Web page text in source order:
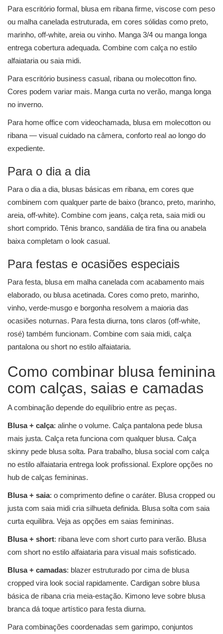
Para escritório formal, blusa em ribana firme, viscose com peso
ou malha canelada estruturada, em cores sólidas como preto,
marinho, off-white, areia ou vinho. Manga 3/4 ou manga longa
entrega cobertura adequada. Combine com calça no estilo
alfaiataria ou saia midi.
Para escritório business casual, ribana ou molecotton fino.
Cores podem variar mais. Manga curta no verão, manga longa
no inverno.
Para home office com videochamada, blusa em molecotton ou
ribana — visual cuidado na câmera, conforto real ao longo do
expediente.
Para o dia a dia
Para o dia a dia, blusas básicas em ribana, em cores que
combinem com qualquer parte de baixo (branco, preto, marinho,
areia, off-white). Combine com jeans, calça reta, saia midi ou
short comprido. Tênis branco, sandália de tira fina ou anabela
baixa completam o look casual.
Para festas e ocasiões especiais
Para festa, blusa em malha canelada com acabamento mais
elaborado, ou blusa acetinada. Cores como preto, marinho,
vinho, verde-musgo e borgonha resolvem a maioria das
ocasiões noturnas. Para festa diurna, tons claros (off-white,
rosé) também funcionam. Combine com saia midi, calça
pantalona ou short no estilo alfaiataria.
Como combinar blusa feminina
com calças, saias e camadas
A combinação depende do equilíbrio entre as peças.
Blusa + calça: alinhe o volume. Calça pantalona pede blusa
mais justa. Calça reta funciona com qualquer blusa. Calça
skinny pede blusa solta. Para trabalho, blusa social com calça
no estilo alfaiataria entrega look profissional. Explore opções no
hub de calças femininas.
Blusa + saia: o comprimento define o caráter. Blusa cropped ou
justa com saia midi cria silhueta definida. Blusa solta com saia
curta equilibra. Veja as opções em saias femininas.
Blusa + short: ribana leve com short curto para verão. Blusa
com short no estilo alfaiataria para visual mais sofisticado.
Blusa + camadas: blazer estruturado por cima de blusa
cropped vira look social rapidamente. Cardigan sobre blusa
básica de ribana cria meia-estação. Kimono leve sobre blusa
branca dá toque artístico para festa diurna.
Para combinações coordenadas sem garimpo, conjuntos